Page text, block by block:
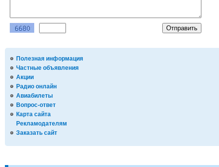
Полезная информация
Частные объявления
Акции
Радио онлайн
Авиабилеты
Вопрос-ответ
Карта сайта
Рекламодателям
Заказать сайт